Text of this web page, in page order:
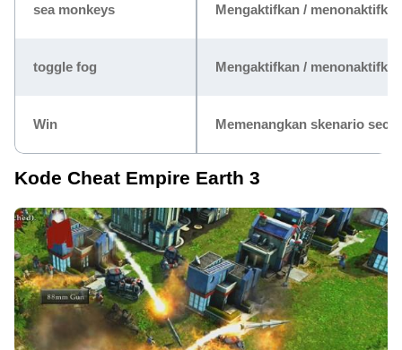
sea monkeys Mengaktifkan /
toggle fog Mengaktifkan /
Win Memenangkan skenario
Kode Cheat Empire Earth 3